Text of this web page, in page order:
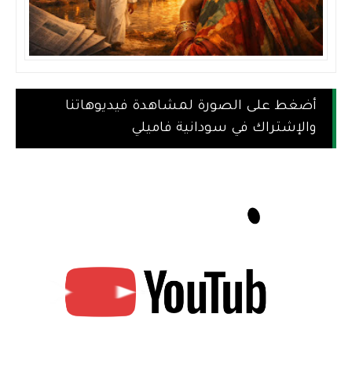
أضغط على الصورة لمشاهدة فيديوهاتنا
والإشتراك في سودانية فاميلي